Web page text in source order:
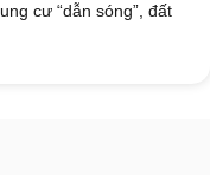
cư “dẫn sóng”, đất